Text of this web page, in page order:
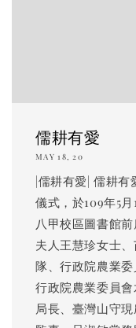
儒耕有愛
MAY 18, 20
|儒耕有愛| 儒耕
儀式，於109年5
八甲校區圖書館
夫人王慧珍女士
隊、行政院農業委
行政院農業委員
局長、臺灣山守